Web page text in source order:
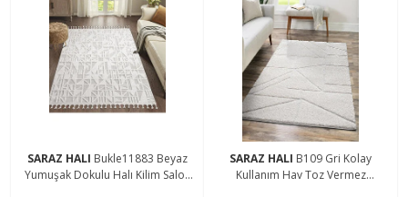
SARAZ HALI Bukle11883 Beyaz
Yumuşak Dokulu Halı Kilim Salon
SARAZ HALI B109 Gri Kolay
Kullanım Hav Toz Vermez